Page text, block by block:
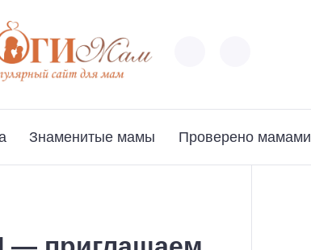
Знаменитые мамы Проверено мамами